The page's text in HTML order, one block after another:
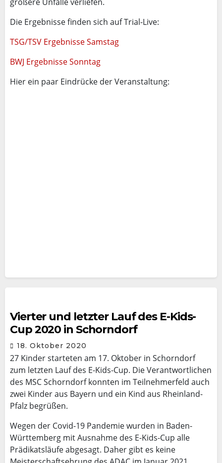
Die Ergebnisse finden sich auf Trial-Live:
TSG/TSV Ergebnisse Samstag
BWJ Ergebnisse Sonntag
Hier ein paar Eindrücke der Veranstaltung:
Vierter und letzter Lauf des E-Kids-
Cup 2020 in Schorndorf
18. Oktober 2020
27 Kinder starteten am 17. Oktober in Schorndorf
zum letzten Lauf des E-Kids-Cup. Die Verantwortlichen
des MSC Schorndorf konnten im Teilnehmerfeld auch
zwei Kinder aus Bayern und ein Kind aus Rheinland-
Pfalz begrüßen.
Wegen der Covid-19 Pandemie wurden in Baden-
Württemberg mit Ausnahme des E-Kids-Cup alle
Prädikatsläufe abgesagt. Daher gibt es keine